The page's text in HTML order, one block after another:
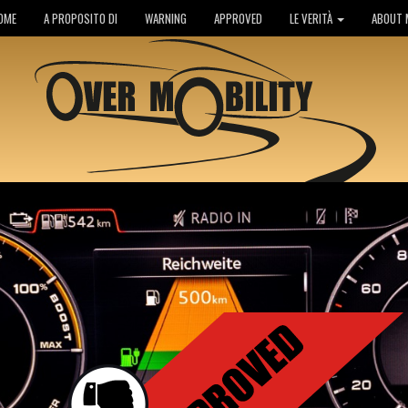
A PROPOSITO DI WARNING APPROVED LE VERITÀ ABOUT